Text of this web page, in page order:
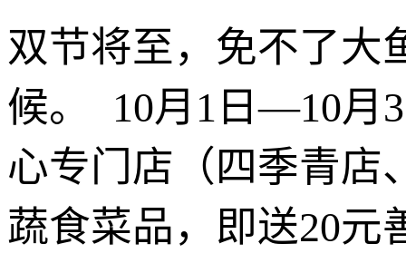
双节将至，免不了大
候。 10月1日—10月
心专门店（四季青店
蔬食菜品，即送20元